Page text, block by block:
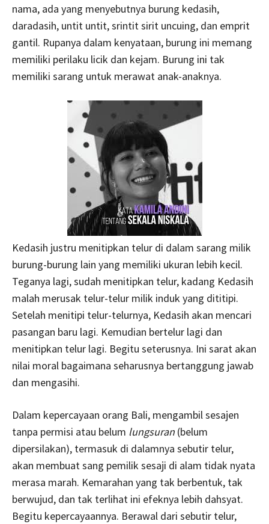
nama, ada yang menyebutnya burung kedasih,
daradasih, untit untit, srintit sirit uncuing, dan emprit
gantil. Rupanya dalam kenyataan, burung ini memang
memiliki perilaku licik dan kejam. Burung ini tak
memiliki sarang untuk merawat anak-anaknya.
Kedasih justru menitipkan telur di dalam sarang milik
burung-burung lain yang memiliki ukuran lebih kecil.
Teganya lagi, sudah menitipkan telur, kadang Kedasih
malah merusak telur-telur milik induk yang dititipi.
Setelah menitipi telur-telurnya, Kedasih akan mencari
pasangan baru lagi. Kemudian bertelur lagi dan
menitipkan telur lagi. Begitu seterusnya. Ini sarat akan
nilai moral bagaimana seharusnya bertanggung jawab
dan mengasihi.
Dalam kepercayaan orang Bali, mengambil sesajen
tanpa permisi atau belum lungsuran (belum
dipersilakan), termasuk di dalamnya sebutir telur,
akan membuat sang pemilik sesaji di alam tidak nyata
merasa marah. Kemarahan yang tak berbentuk, tak
berwujud, dan tak terlihat ini efeknya lebih dahsyat.
Begitu kepercayaannya. Berawal dari sebutir telur,